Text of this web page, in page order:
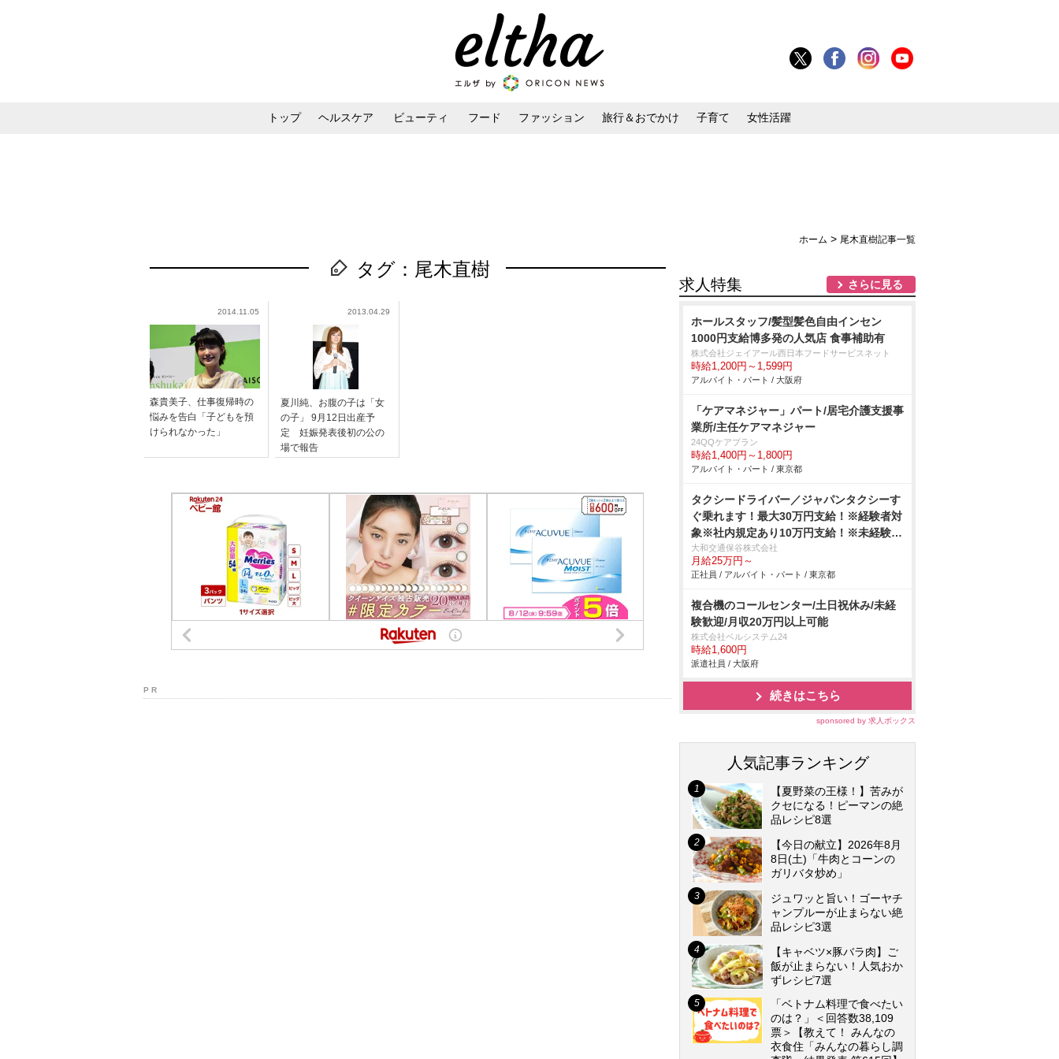
トップ ヘルスケア ビューティ フード ファッション 旅行＆おでかけ 子育て 女性活躍
ホーム > 尾木直樹記事一覧
タグ：尾木直樹
2014.11.05
森貴美子、仕事復帰時の
悩みを告白「子どもを預
けられなかった」
2013.04.29
夏川純、お腹の子は「女
の子」 9月12日出産予
定 妊娠発表後初の公の
場で報告
P R
求人特集 さらに見る
ホールスタッフ/髪型髪色自由インセン
1000円支給博多発の人気店 食事補助有
株式会社ジェイアール西日本フードサービスネット
時給1,200円～1,599円
アルバイト・パート / 大阪府
「ケアマネジャー」パート/居宅介護支援事
業所/主任ケアマネジャー
24QQケアプラン
時給1,400円～1,800円
アルバイト・パート / 東京都
タクシードライバー／ジャパンタクシーす
ぐ乗れます！最大30万円支給！※経験者対
象※社内規定あり10万円支給！※未経験者
対象※社内規定あり給与保証制度あり：乗
務開始から8ヶ月間30万円その後4ヶ月間
25万円の1年間の給与保証を支給！※未経
験者対象単身社宅完備！家賃35,000円（入
居から12ヵ月間）退職金制度あり！女性乗
務員大募集しております。女性特集記事 →
会社の特徴をチェック
大和交通保谷株式会社
月給25万円～
正社員 / アルバイト・パート / 東京都
複合機のコールセンター/土日祝休み/未経
験歓迎/月収20万円以上可能
株式会社ベルシステム24
時給1,600円
派遣社員 / 大阪府
続きはこちら
sponsored by 求人ボックス
人気記事ランキング
【夏野菜の王様！】苦みが
クセになる！ピーマンの絶
品レシピ8選
【今日の献立】2026年8月
8日(土)「牛肉とコーンの
ガリバタ炒め」
ジュワッと旨い！ゴーヤチ
ャンプルーが止まらない絶
品レシピ3選
【キャベツ×豚バラ肉】ご
飯が止まらない！人気おか
ずレシピ7選
「ベトナム料理で食べたい
のは？」＜回答数38,109
票＞【教えて！ みんなの
衣食住「みんなの暮らし調